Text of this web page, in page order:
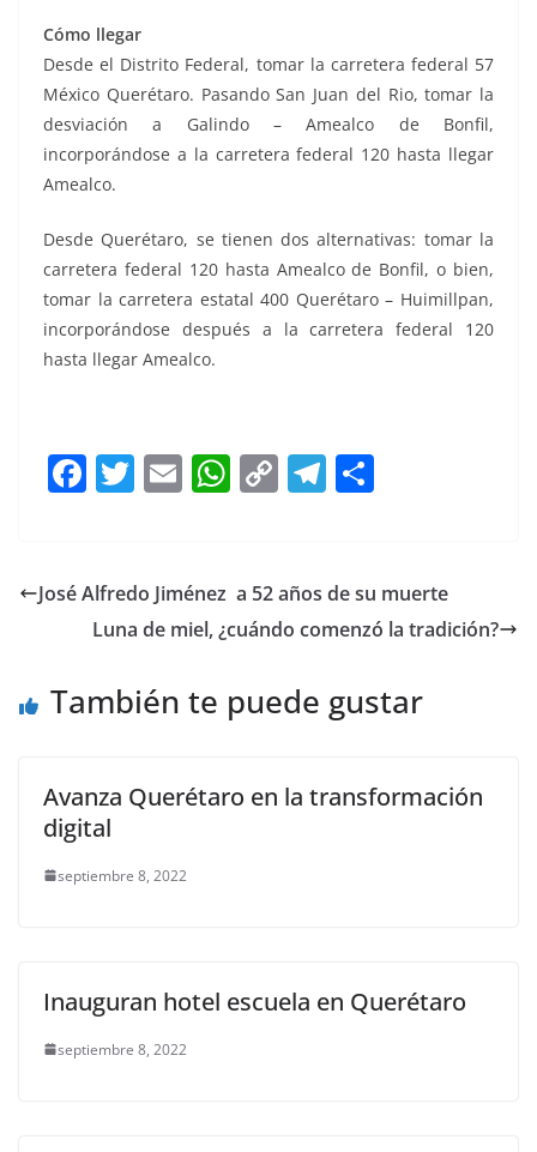
Cómo llegar
Desde el Distrito Federal, tomar la carretera federal 57
México Querétaro. Pasando San Juan del Rio, tomar la
desviación a Galindo – Amealco de Bonfil,
incorporándose a la carretera federal 120 hasta llegar
Amealco.
Desde Querétaro, se tienen dos alternativas: tomar la
carretera federal 120 hasta Amealco de Bonfil, o bien,
tomar la carretera estatal 400 Querétaro – Huimillpan,
incorporándose después a la carretera federal 120
hasta llegar Amealco.
F
e
b
o
T
er
E
l
W
s
A
p
C
y
Li
k
T
gr
a
e
José Alfredo Jiménez a 52 años de su muerte
Luna de miel, ¿cuándo comenzó la tradición?
También te puede gustar
Avanza Querétaro en la transformación
digital
septiembre 8, 2022
Inauguran hotel escuela en Querétaro
septiembre 8, 2022